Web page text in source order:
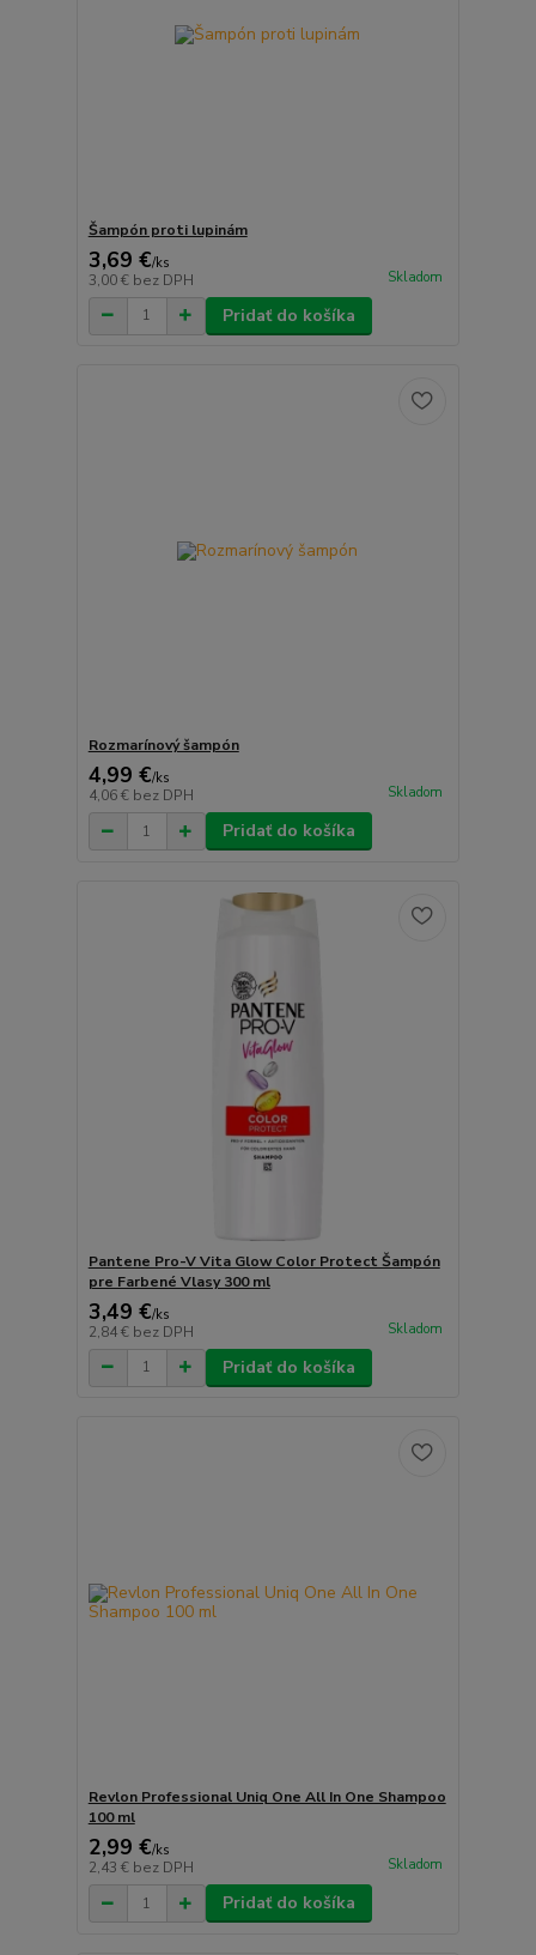
Šampón proti lupinám
3,69 €/ks
3,00 € bez DPH Skladom
Pridať do košíka
Rozmarínový šampón
4,99 €/ks
4,06 € bez DPH Skladom
Pridať do košíka
Pantene Pro-V Vita Glow Color Protect Šampón
pre Farbené Vlasy 300 ml
3,49 €/ks
2,84 € bez DPH Skladom
Pridať do košíka
Revlon Professional Uniq One All In One Shampoo
100 ml
2,99 €/ks
2,43 € bez DPH Skladom
Pridať do košíka